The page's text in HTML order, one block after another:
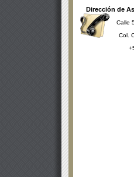
Dirección de
Calle
Col.